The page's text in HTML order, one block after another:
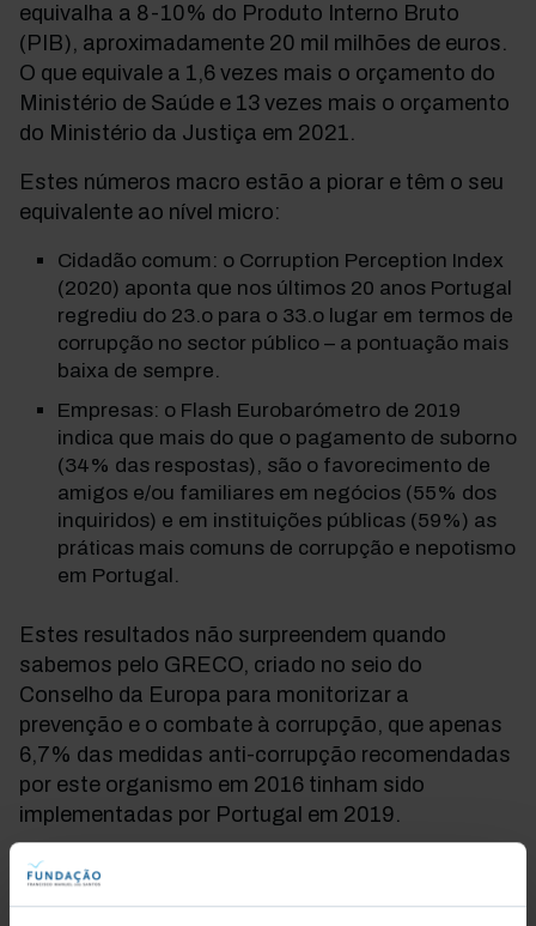
equivalha a 8-10% do Produto Interno Bruto
(PIB), aproximadamente 20 mil milhões de euros.
O que equivale a 1,6 vezes mais o orçamento do
Ministério de Saúde e 13 vezes mais o orçamento
do Ministério da Justiça em 2021.
Estes números macro estão a piorar e têm o seu
equivalente ao nível micro:
Cidadão comum: o Corruption Perception Index
(2020) aponta que nos últimos 20 anos Portugal
regrediu do 23.o para o 33.o lugar em termos de
corrupção no sector público – a pontuação mais
baixa de sempre.
Empresas: o Flash Eurobarómetro de 2019
indica que mais do que o pagamento de suborno
(34% das respostas), são o favorecimento de
amigos e/ou familiares em negócios (55% dos
inquiridos) e em instituições públicas (59%) as
práticas mais comuns de corrupção e nepotismo
em Portugal.
Estes resultados não surpreendem quando
sabemos pelo GRECO, criado no seio do
Conselho da Europa para monitorizar a
prevenção e o combate à corrupção, que apenas
6,7% das medidas anti-corrupção recomendadas
por este organismo em 2016 tinham sido
implementadas por Portugal em 2019.
Fontes da Corrupção em Portugal: algumas